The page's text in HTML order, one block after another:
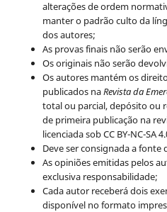
alterações de ordem
manter o padrão culto da
dos autores;
As provas finais não serão
Os originais não serão
Os autores mantém os
publicados naRevista da
total ou parcial, depósito ou
de primeira publicação na
licenciada sob CC BY-NC-SA
Deve ser consignada a fonte
As opiniões emitidas pelos
exclusiva responsabilidade;
Cada autor receberá dois
disponível no formato